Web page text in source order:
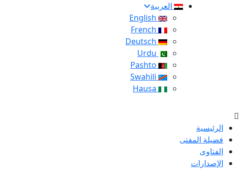
العربية
الرئيسية
فضيلة المفتى
الفتاوى
الإصدارات